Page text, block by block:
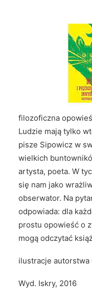
filozoficzna
Ludzie mają tylko
pisze Sipowicz w
wielkich
artysta, poeta. W
się nam jako
obserwator. Na
odpowiada: dla
prostu opowieść o
mogą odczytać
ilustracje autorstwa
Wyd. Iskry, 2016